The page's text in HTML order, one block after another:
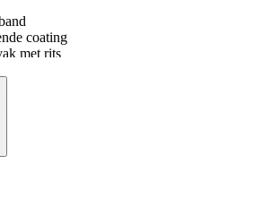
coating
met rits